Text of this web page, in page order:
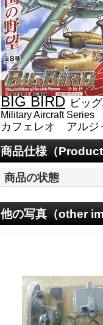
BIG BIRD ビッ
Military Aircraft Series
カフェレオ アルジ
商品仕様（
商品の状態
他の写真（other